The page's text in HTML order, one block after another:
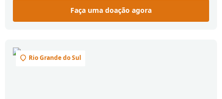
Faça uma doação agora
Rio Grande do Sul